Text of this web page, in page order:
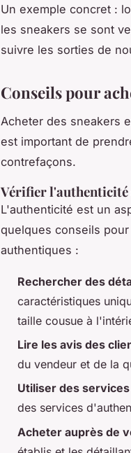
Un exemple concret :
les sneakers se sont
suivre les sorties de
Conseils pour
Acheter des sneakers
est important de
contrefaçons.
Vérifier l'authenticité
L'authenticité est un
quelques conseils
authentiques :
Rechercher des
caractéristiques
taille cousue à
Lire les avis des
du vendeur et de la
Utiliser des
des services
Acheter auprès de